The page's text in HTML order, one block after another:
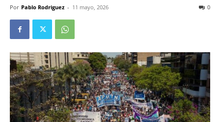
Por Pablo Rodriguez - 11 mayo, 2026 0